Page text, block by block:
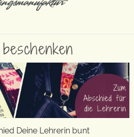
Deine Lehrerin bunt